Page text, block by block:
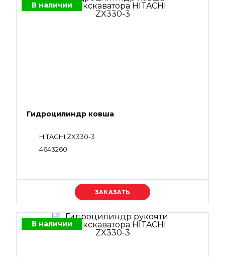
В наличии
Гидроцилиндр ковша
HITACHI ZX330-3
4643260
Уточняйте цену
В наличии